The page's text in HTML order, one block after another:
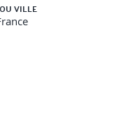
autonomes
déterminisme
critères
VILLE